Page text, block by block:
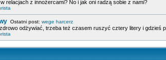
relacjach z innożercami? No i jak oni radzą sobie z nami?
Ostatni post: wege harcerz
odżywiać, trzeba też czasem ruszyć cztery litery i gdzieś